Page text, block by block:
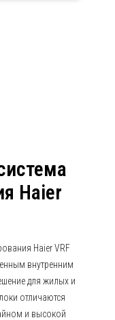
Haier
Haier VRF
внутренним
для жилых и
отличаются
и высокой